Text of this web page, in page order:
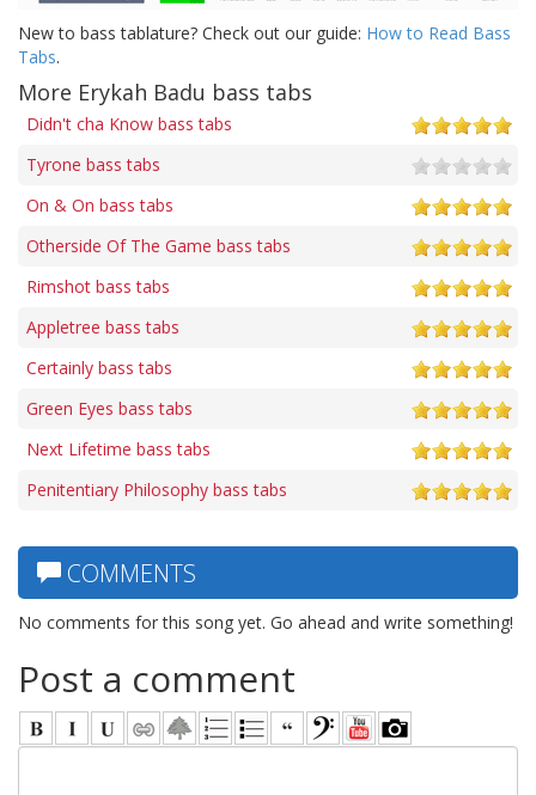
New to bass tablature? Check out our guide: How to Read Bass
Tabs.
More Erykah Badu bass tabs
Didn't cha Know bass tabs
Tyrone bass tabs
On & On bass tabs
Otherside Of The Game bass tabs
Rimshot bass tabs
Appletree bass tabs
Certainly bass tabs
Green Eyes bass tabs
Next Lifetime bass tabs
Penitentiary Philosophy bass tabs
COMMENTS
No comments for this song yet. Go ahead and write something!
Post a comment